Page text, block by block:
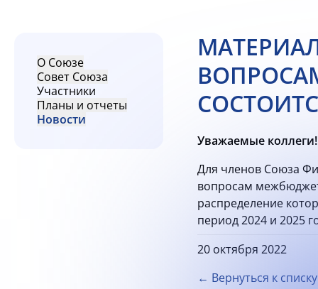
О Союзе
Совет Союза
Участники
Планы и отчеты
Новости
Уважаемые коллеги!
Для членов Союза
вопросам
распределение
период 2024 и 2025
20 октября 2022
← Вернуться к списку